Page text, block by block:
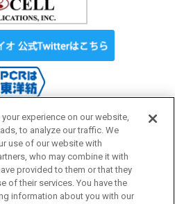
ご利用にあたって
サイトマップ
experience on our website,
to analyze our traffic. We
use of our website with
who may combine it with
provided to them or that they
of their services. You have the
information about you with our